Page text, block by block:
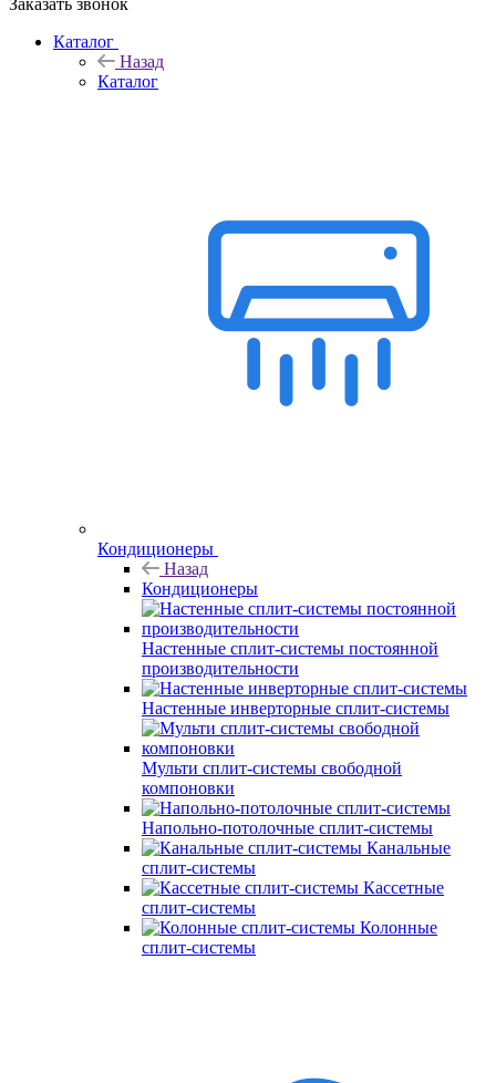
Заказать звонок
Каталог
Назад
Каталог
Кондиционеры
Назад
Кондиционеры
Настенные сплит-системы постоянной
производительности
Настенные инверторные сплит-системы
Мульти сплит-системы свободной
компоновки
Напольно-потолочные сплит-системы
Канальные
сплит-системы
Кассетные
сплит-системы
Колонные
сплит-системы